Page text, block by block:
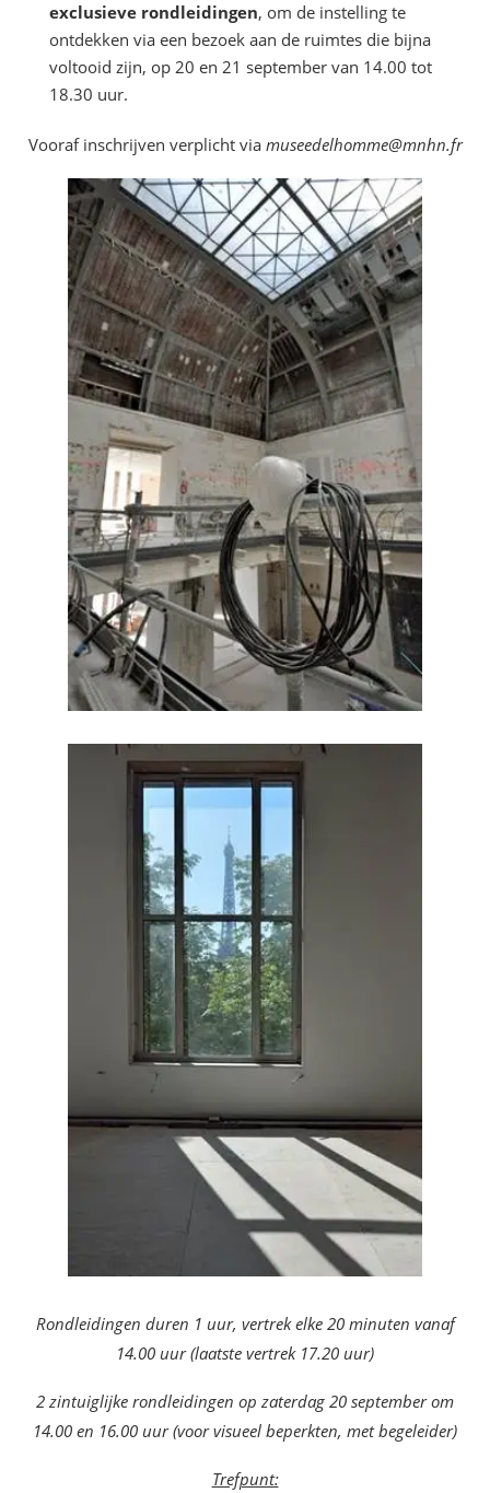
exclusieve rondleidingen, om de instelling te
ontdekken via een bezoek aan de ruimtes die bijna
voltooid zijn, op 20 en 21 september van 14.00 tot
18.30 uur.
Vooraf inschrijven verplicht via museedelhomme@mnhn.fr
Rondleidingen duren 1 uur, vertrek elke 20 minuten vanaf
14.00 uur (laatste vertrek 17.20 uur)
2 zintuiglijke rondleidingen op zaterdag 20 september om
14.00 en 16.00 uur (voor visueel beperkten, met begeleider)
Trefpunt: